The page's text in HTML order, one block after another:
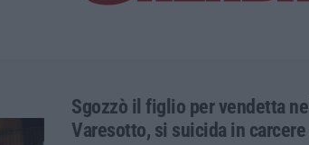
Sgozzò il figlio per vendetta nel
Varesotto, si suicida in carcere